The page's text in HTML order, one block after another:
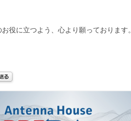
役に立つよう、心より願っております。